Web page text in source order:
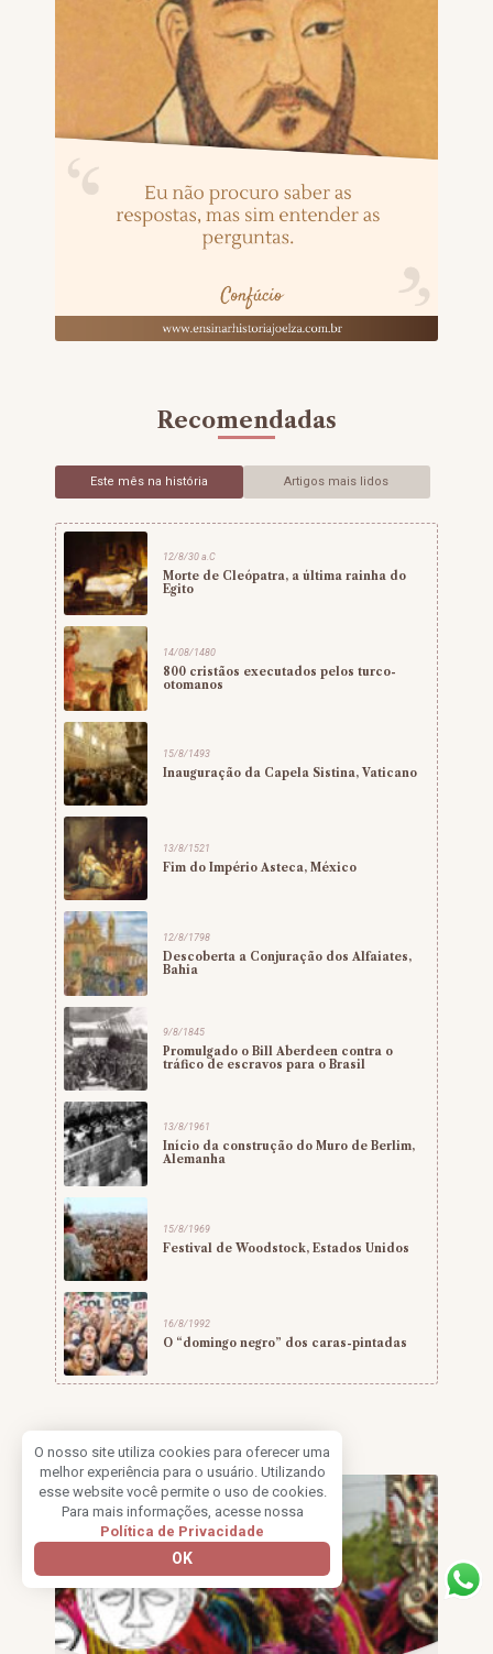
O nosso site utiliza cookies para oferecer uma
melhor experiência para o usuário. Utilizando
esse website você permite o uso de cookies.
Para mais informações, acesse nossa
Política de Privacidade
OK
Recomendadas
Este mês na história Artigos mais lidos
12/8/30 a.C
Morte de Cleópatra, a última rainha do
Egito
14/08/1480
800 cristãos executados pelos turco-
otomanos
15/8/1493
Inauguração da Capela Sistina, Vaticano
13/8/1521
Fim do Império Asteca, México
12/8/1798
Descoberta a Conjuração dos Alfaiates,
Bahia
9/8/1845
Promulgado o Bill Aberdeen contra o
tráfico de escravos para o Brasil
13/8/1961
Início da construção do Muro de Berlim,
Alemanha
15/8/1969
Festival de Woodstock, Estados Unidos
16/8/1992
O “domingo negro” dos caras-pintadas